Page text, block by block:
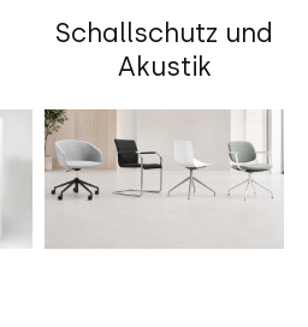
Schallschutz und
Akustik